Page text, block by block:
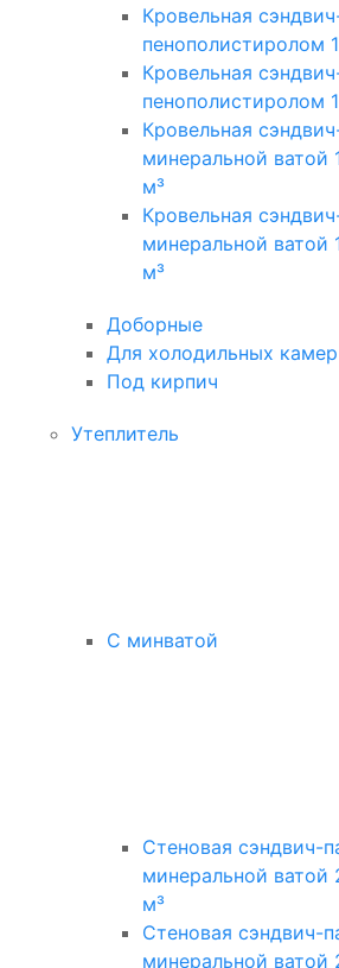
Кровельная
пенополистиролом
Кровельная
пенополистиролом
Кровельная
минеральной
м³
Кровельная
минеральной ватой
м³
Доборные
Для холодильных камер
Под кирпич
Утеплитель
С минватой
Стеновая сэндвич-
минеральной
м³
Стеновая сэндвич-
минеральной ватой